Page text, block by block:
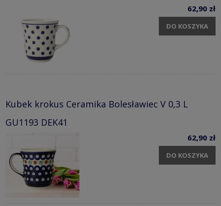
62,90 zł
DO KOSZYKA
Kubek krokus Ceramika Bolesławiec V 0,3 L
GU1193 DEK41
62,90 zł
DO KOSZYKA